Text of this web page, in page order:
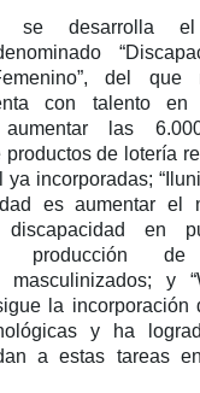
se desarrolla el
del que
con talento en
las
productos de lotería
ya incorporadas;
es aumentar el
en
producción de
masculinizados; y
la incorporación
y ha
a estas tareas